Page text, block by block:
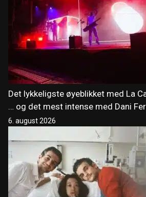
Det lykkeligste øyeblikket med La
… og det mest intense med Dani
6. august 2026